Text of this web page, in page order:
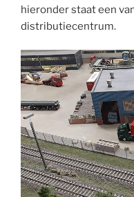
hieronder staat een
distributiecentrum.